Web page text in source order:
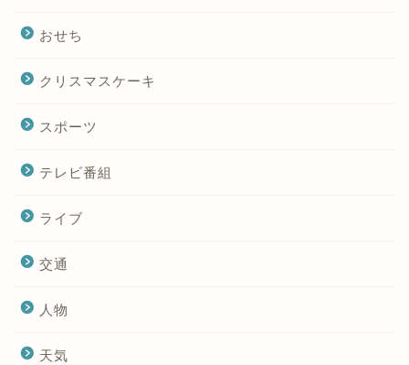
おせち
クリスマスケーキ
スポーツ
テレビ番組
ライブ
交通
人物
天気